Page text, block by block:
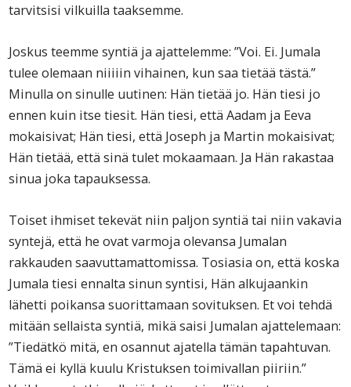
tarvitsisi vilkuilla taaksemme.
Joskus teemme syntiä ja ajattelemme: ”Voi. Ei. Jumala
tulee olemaan niiiiin vihainen, kun saa tietää tästä.”
Minulla on sinulle uutinen: Hän tietää jo. Hän tiesi jo
ennen kuin itse tiesit. Hän tiesi, että Aadam ja Eeva
mokaisivat; Hän tiesi, että Joseph ja Martin mokaisivat;
Hän tietää, että sinä tulet mokaamaan. Ja Hän rakastaa
sinua joka tapauksessa.
Toiset ihmiset tekevät niin paljon syntiä tai niin vakavia
syntejä, että he ovat varmoja olevansa Jumalan
rakkauden saavuttamattomissa. Tosiasia on, että koska
Jumala tiesi ennalta sinun syntisi, Hän alkujaankin
lähetti poikansa suorittamaan sovituksen. Et voi tehdä
mitään sellaista syntiä, mikä saisi Jumalan ajattelemaan:
”Tiedätkö mitä, en osannut ajatella tämän tapahtuvan.
Tämä ei kyllä kuulu Kristuksen toimivallan piiriin.”